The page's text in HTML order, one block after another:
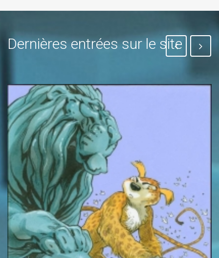
Dernières entrées sur le site